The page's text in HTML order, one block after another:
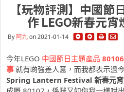
【玩物評測】中國節
作 LEGO新春元
By 阿九on 2021-01-14
今年LEGO 中國節日主題產品
事 就有啲強差人意，而我都表示過
Spring Lantern Festival 新春元